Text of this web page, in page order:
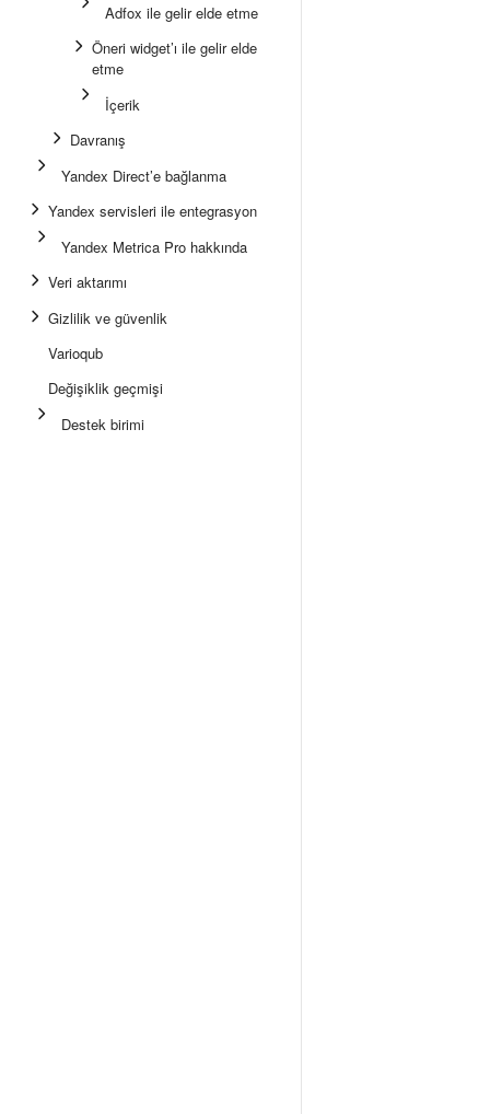
Adfox ile gelir elde etme
Öneri widget’ı ile gelir elde
etme
İçerik
Davranış
Yandex Direct’e bağlanma
Yandex servisleri ile entegrasyon
Yandex Metrica Pro hakkında
Veri aktarımı
Gizlilik ve güvenlik
Varioqub
Değişiklik geçmişi
Destek birimi